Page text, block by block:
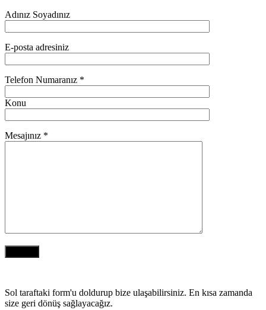
Adınız Soyadınız
E-posta adresiniz
Telefon Numaranız *
Konu
Mesajınız *
Sol taraftaki form'u doldurup bize ulaşabilirsiniz. En kısa zamanda
size geri dönüş sağlayacağız.